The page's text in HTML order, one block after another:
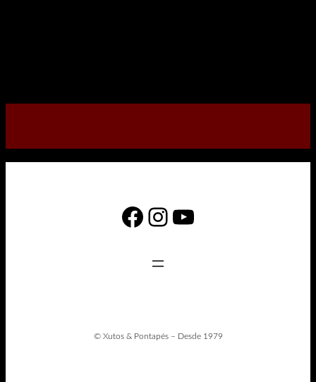
Facebook
Instagram
YouTube
© Xutos & Pontapés – Desde 1979